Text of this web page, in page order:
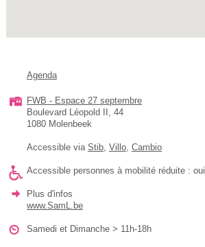
Agenda
FWB - Espace 27 septembre
Boulevard Léopold II, 44
1080 Molenbeek
Accessible via Stib, Villo, Cambio
Accessible personnes à mobilité réduite : oui
Plus d'infos
www.SamL.be
Samedi et Dimanche > 11h-18h